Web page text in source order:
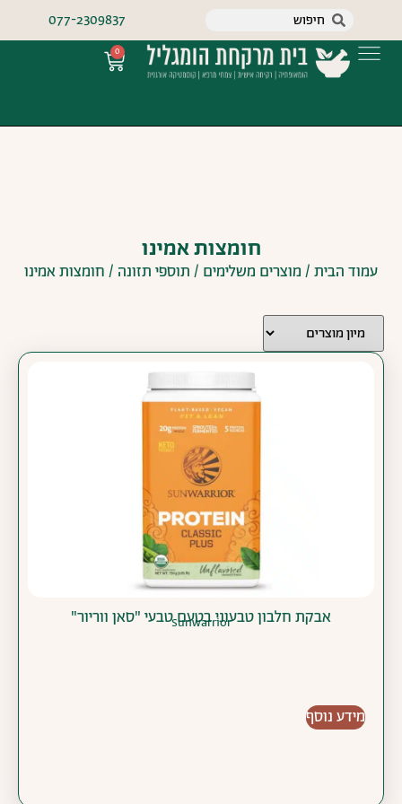
077-2309837
0
חומצות אמינו
עמוד הבית / מוצרים משלימים / תוספי תזונה / חומצות אמינו
אבקת חלבון טבעוני בטעם טבעי "סאן ווריור"
Sunwarrior
מידע נוסף